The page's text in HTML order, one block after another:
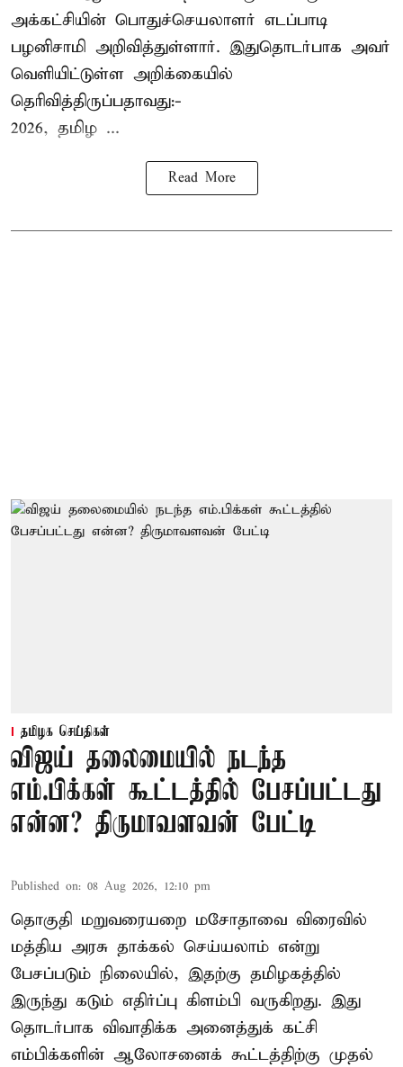
அக்கட்சியின் பொதுச்செயலாளர் எடப்பாடி
பழனிசாமி அறிவித்துள்ளார். இதுதொடர்பாக அவர்
வெளியிட்டுள்ள அறிக்கையில்
தெரிவித்திருப்பதாவது:-
2026, தமிழ ...
Read More
தமிழக செய்திகள்
விஜய் தலைமையில் நடந்த
எம்.பிக்கள் கூட்டத்தில் பேசப்பட்டது
என்ன? திருமாவளவன் பேட்டி
Published on: 08 Aug 2026, 12:10 pm
தொகுதி மறுவரையறை மசோதாவை விரைவில்
மத்திய அரசு தாக்கல் செய்யலாம் என்று
பேசப்படும் நிலையில், இதற்கு தமிழகத்தில்
இருந்து கடும் எதிர்ப்பு கிளம்பி வருகிறது. இது
தொடர்பாக விவாதிக்க அனைத்துக் கட்சி
எம்பிக்களின் ஆலோசனைக் கூட்டத்திற்கு முதல்